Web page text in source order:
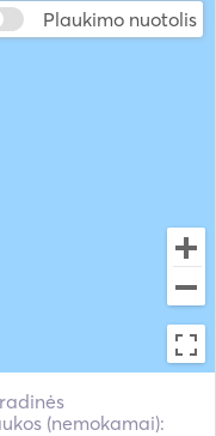
Plaukimo nuotolis
(nemokamai):